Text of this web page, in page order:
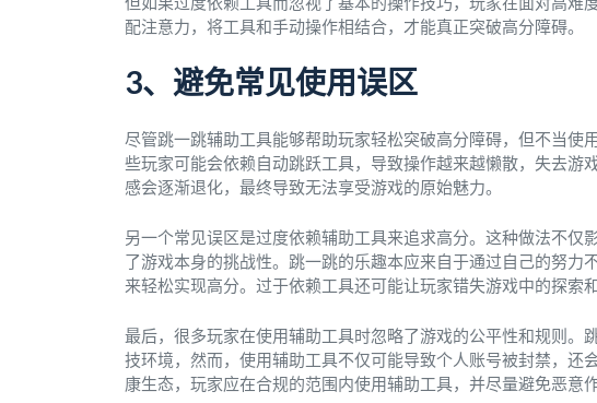
配注意力，将工具和手动操作相结合，才能真正突破高分障碍。
3、避免常见使用误区
尽管跳一跳辅助工具能够帮助玩家轻松突破高分障碍，但不当使
些玩家可能会依赖自动跳跃工具，导致操作越来越懒散，失去游
感会逐渐退化，最终导致无法享受游戏的原始魅力。
另一个常见误区是过度依赖辅助工具来追求高分。这种做法不仅
了游戏本身的挑战性。跳一跳的乐趣本应来自于通过自己的努力
来轻松实现高分。过于依赖工具还可能让玩家错失游戏中的探索和
最后，很多玩家在使用辅助工具时忽略了游戏的公平性和规则。
技环境，然而，使用辅助工具不仅可能导致个人账号被封禁，还
康生态，玩家应在合规的范围内使用辅助工具，并尽量避免恶意作